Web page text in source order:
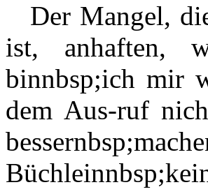
Der Mangel,
ist, anhaften,
binnbsp;ich mir
dem Aus-ruf